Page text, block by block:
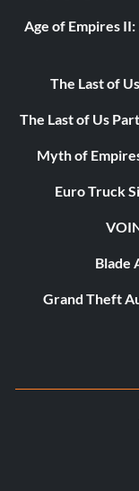
Age of Empires
The Last of
The Last of Us
Myth of
Euro Truck
Blade
Grand Theft